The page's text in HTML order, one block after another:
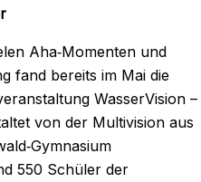
Aha‑Momenten und
fand bereits im Mai die
WasserVision –
von der Multivision aus
550 Schüler der